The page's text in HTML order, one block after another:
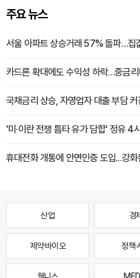
주요 뉴스
서울 아파트 상승거래 57% 돌파…집
카드론 확대에도 수익성 하락…중금
국채금리 상승, 자영업자 대출 부담 커
'미·이란 전쟁 틈타 유가 담합' 정유
휴대전화 개통에 안면인증 도입...강
산업 경제
제약·바이오 정책·